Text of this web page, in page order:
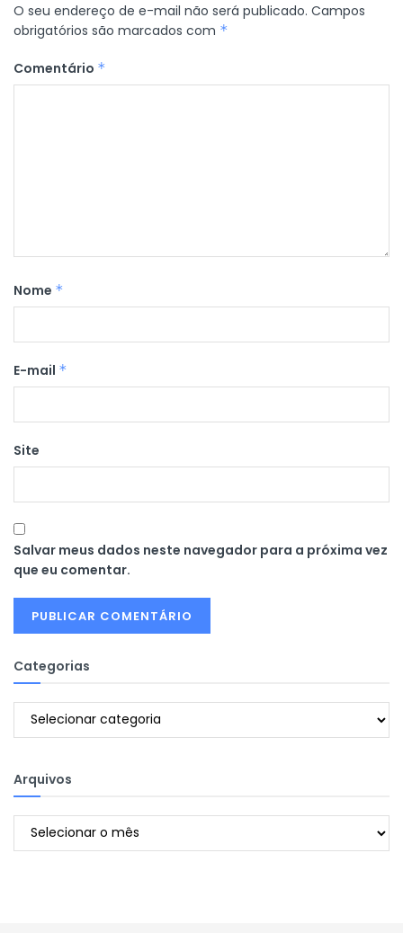
O seu endereço de e-mail não será publicado. Campos
obrigatórios são marcados com *
Comentário *
Nome *
E-mail *
Site
Salvar meus dados neste navegador para a próxima vez
que eu comentar.
Categorias
Categorias
Arquivos
Arquivos